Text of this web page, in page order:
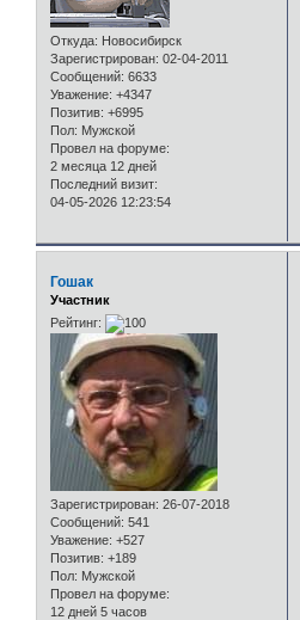
Откуда: Новосибирск
Зарегистрирован: 02-04-2011
Сообщений: 6633
Уважение: +4347
Позитив: +6995
Пол: Мужской
Провел на форуме:
2 месяца 12 дней
Последний визит:
04-05-2026 12:23:54
Гошак
Участник
Рейтинг:
Зарегистрирован: 26-07-2018
Сообщений: 541
Уважение: +527
Позитив: +189
Пол: Мужской
Провел на форуме:
12 дней 5 часов